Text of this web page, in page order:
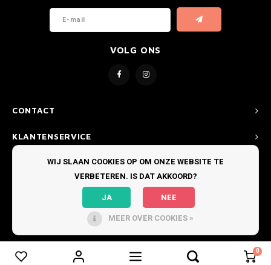
0
CONTACT
VOLG ONS
KLANTENSERVICE
MIJN ACCOUNT
VERGELIJK PRODUCTEN 0
WIJ SLAAN COOKIES OP OM ONZE WEBSITE TE
VERBETEREN. IS DAT AKKOORD?
JA
NEE
MEER OVER COOKIES »